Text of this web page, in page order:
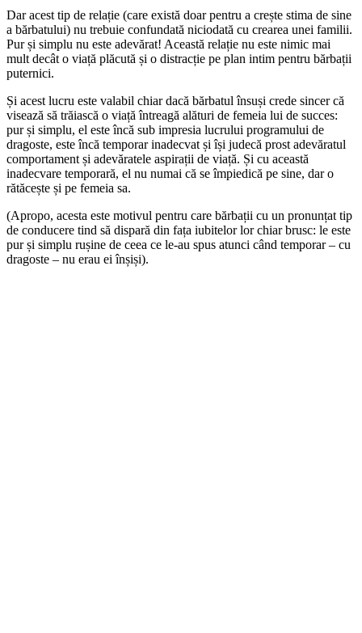
Dar acest tip de relație (care există doar pentru a crește stima de sine
a bărbatului) nu trebuie confundată niciodată cu crearea unei familii.
Pur și simplu nu este adevărat! Această relație nu este nimic mai
mult decât o viață plăcută și o distracție pe plan intim pentru bărbații
puternici.
Și acest lucru este valabil chiar dacă bărbatul însuși crede sincer că
visează să trăiască o viață întreagă alături de femeia lui de succes:
pur și simplu, el este încă sub impresia lucrului programului de
dragoste, este încă temporar inadecvat și își judecă prost adevăratul
comportament și adevăratele aspirații de viață. Și cu această
inadecvare temporară, el nu numai că se împiedică pe sine, dar o
rătăcește și pe femeia sa.
(Apropo, acesta este motivul pentru care bărbații cu un pronunțat tip
de conducere tind să dispară din fața iubitelor lor chiar brusc: le este
pur și simplu rușine de ceea ce le-au spus atunci când temporar – cu
dragoste – nu erau ei înșiși).